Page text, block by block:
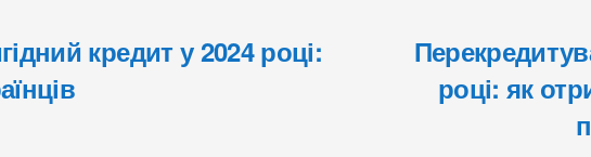
кредит у 2024 році:
році: як